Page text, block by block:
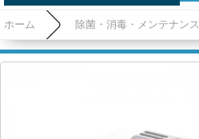
ホーム 除菌・消毒・メンテナンス